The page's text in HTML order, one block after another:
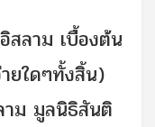
สลาม เบื้องต้น
ยใดๆทั้งสิ้น)
าม มูลนิธิสันติ